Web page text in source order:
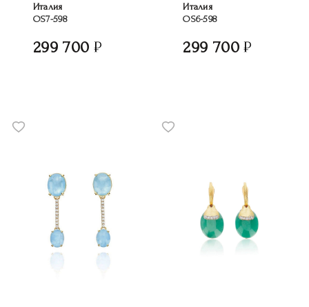
Италия
OS7-598
299 700
Италия
OS6-598
299 700